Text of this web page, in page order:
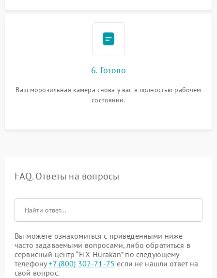
6. Готово
Ваш морозильная камера снова у вас в полностью рабочем
состоянии.
FAQ. Ответы на вопросы
Вы можете ознакомиться с приведенными ниже
часто задаваемыми вопросами, либо обратиться в
сервисный центр “FIX-Hurakan” по следующему
телефону+7 (800) 302-71-75 если не нашли ответ на
свой вопрос.